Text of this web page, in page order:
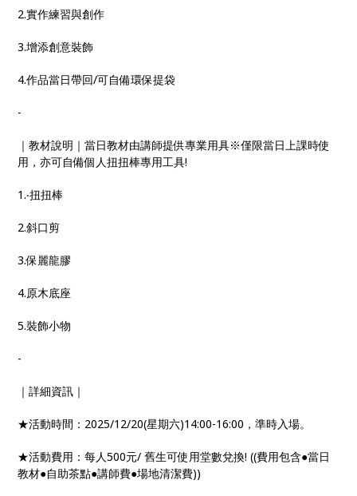
2.實作練習與創作
3.增添創意裝飾
4.作品當日帶回/可自備環保提袋
-
｜教材說明｜當日教材由講師提供專業用具※僅限當日上課時使
用，亦可自備個人扭扭棒專用工具!
1.‧扭扭棒
2.斜口剪
3.保麗龍膠
4.原木底座
5.裝飾小物
-
｜詳細資訊｜
★活動時間：2025/12/20(星期六)14:00-16:00，準時入場。
★活動費用：每人500元/ 舊生可使用堂數兌換! ((費用包含●當日
教材●自助茶點●講師費●場地清潔費))